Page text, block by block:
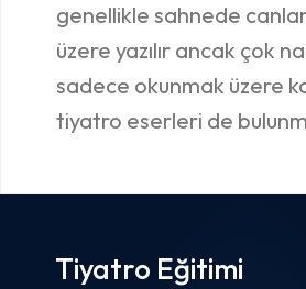
genellikle sahnede
üzere yazılır ancak çok
sadece okunmak üzere
tiyatro eserleri de
Tiyatro Eğitimi